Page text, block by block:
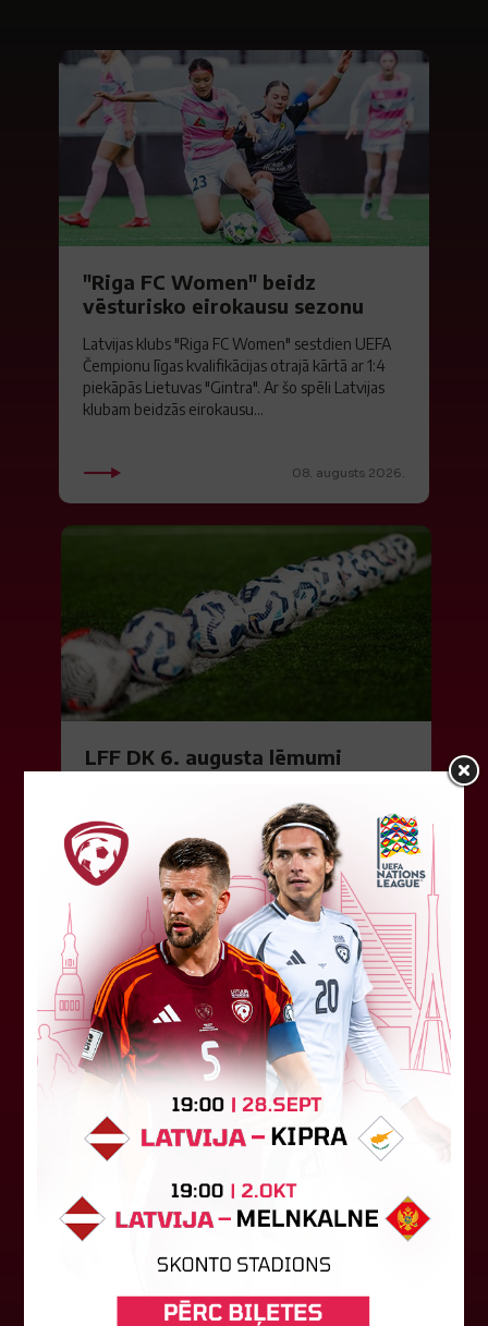
"Riga FC Women" beidz
vēsturisko eirokausu sezonu
Latvijas klubs "Riga FC Women" sestdien UEFA
Čempionu līgas kvalifikācijas otrajā kārtā ar 1:4
piekāpās Lietuvas "Gintra". Ar šo spēli Latvijas
klubam beidzās eirokausu...
08. augusts 2026.
LFF DK 6. augusta lēmumi
Nr. DK 26/-38 Rīgā, 2026. gada 6. augustā.
Piedalās:Komitejas locekļi: Jevgenija
Tverjanoviča-Bore, Raivis Grīnbergs...
07. augusts 2026.
"Riga FC" iegūst handikapu, RFS
būs jāatspēlējas
Ceturtdienas vakarā savas spēles UEFA
Konferences līgas kvalifikācijas trešajā kārtā